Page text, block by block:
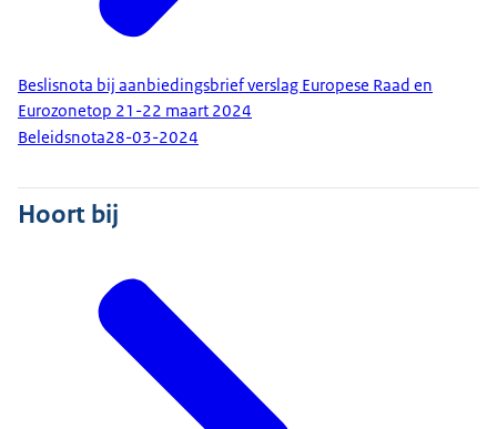
Beslisnota bij aanbiedingsbrief verslag Europese Raad en
Eurozonetop 21-22 maart 2024
Beleidsnota28-03-2024
Hoort bij